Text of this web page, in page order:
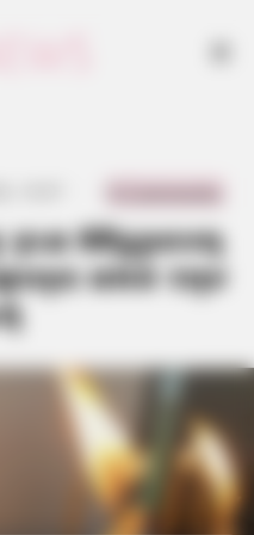
68χρονη
από την